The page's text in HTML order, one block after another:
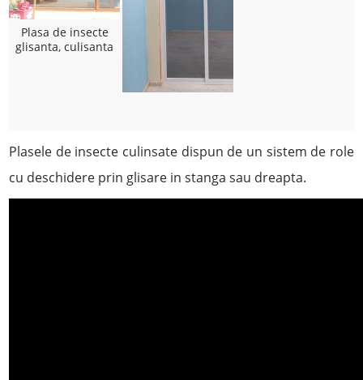
Plasa de insecte
glisanta, culisanta
Plasele de insecte culinsate dispun de un sistem de role
cu deschidere prin glisare in stanga sau dreapta.